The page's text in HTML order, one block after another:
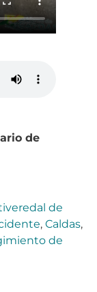
de
de
, Caldas,
de